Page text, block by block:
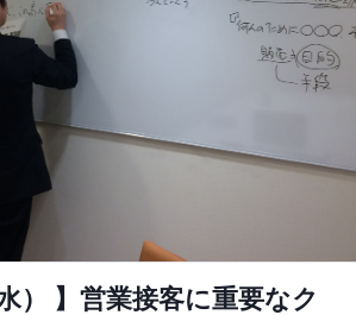
） 】営業接客に重要なク